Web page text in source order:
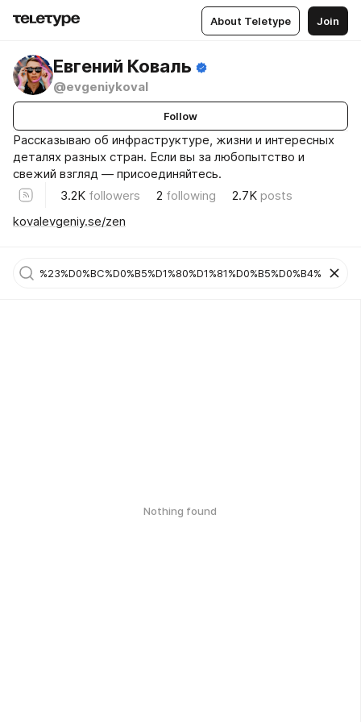
About Teletype Join
Евгений Коваль
@evgeniykoval
Follow
Рассказываю об инфраструктуре, жизни и интересных
деталях разных стран. Если вы за любопытство и
свежий взгляд — присоединяйтесь.
3.2K followers 2 following 2.7K posts
kovalevgeniy.se/zen
Nothing found